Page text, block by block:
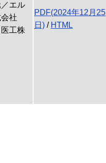
エル
社
工株
PDF(2024年12月25
日) / HTML